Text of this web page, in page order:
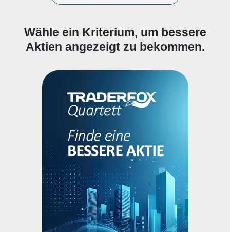
Wähle ein Kriterium, um bessere
Aktien angezeigt zu bekommen.